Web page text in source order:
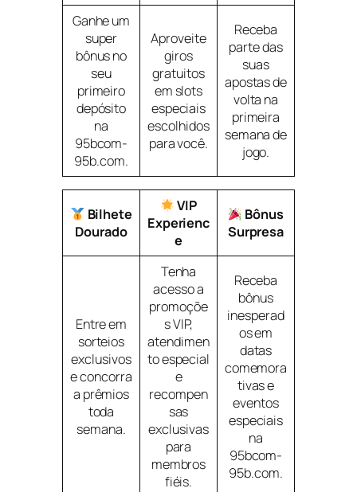
Ganhe um
super
bônus no
seu
primeiro
depósito
na
95bcom-
95b.com.
Aproveite
giros
gratuitos
em slots
especiais
escolhidos
para você.
Receba
parte das
suas
apostas de
volta na
primeira
semana de
jogo.
Bilhete
Dourado
VIP
Experienc
e
Bônus
Surpresa
Entre em
sorteios
exclusivos
e concorra
a prêmios
toda
semana.
Tenha
acesso a
promoçõe
s VIP,
atendimen
to especial
e
recompen
sas
exclusivas
para
membros
fiéis.
Receba
bônus
inesperad
os em
datas
comemora
tivas e
eventos
especiais
na
95bcom-
95b.com.